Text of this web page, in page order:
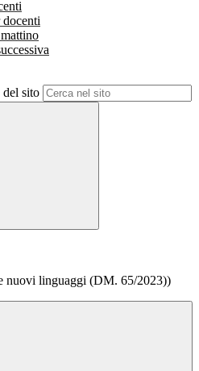
del sito
nuovi linguaggi (DM. 65/2023))